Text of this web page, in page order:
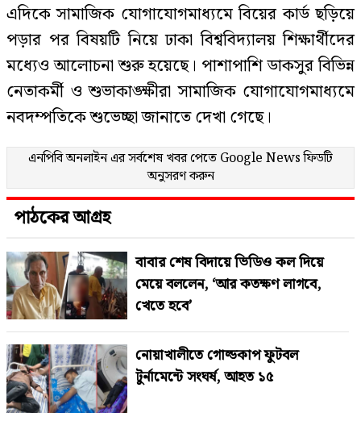
এদিকে সামাজিক যোগাযোগমাধ্যমে বিয়ের কার্ড ছড়িয়ে
পড়ার পর বিষয়টি নিয়ে ঢাকা বিশ্ববিদ্যালয় শিক্ষার্থীদের
মধ্যেও আলোচনা শুরু হয়েছে। পাশাপাশি ডাকসুর বিভিন্ন
নেতাকর্মী ও শুভাকাঙ্ক্ষীরা সামাজিক যোগাযোগমাধ্যমে
নবদম্পতিকে শুভেচ্ছা জানাতে দেখা গেছে।
এনপিবি অনলাইন এর সর্বশেষ খবর পেতে Google Newsফিডটি
অনুসরণ করুন
পাঠকের আগ্রহ
বাবার শেষ বিদায়ে ভিডিও কল দিয়ে
মেয়ে বললেন, ‘আর কতক্ষণ লাগবে,
খেতে হবে’
নোয়াখালীতে গোল্ডকাপ ফুটবল
টুর্নামেন্টে সংঘর্ষ, আহত ১৫